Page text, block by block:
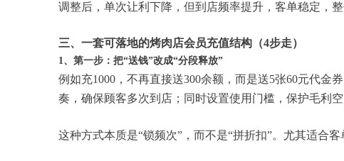
调整后，单次让利下降，但到店频率提升，客单稳定，整
三、一套可落地的烤肉店会员充值结构（4步走）
1、第一步：把“送钱”改成“分段释放”
例如充1000，不再直接送300余额，而是送5张60元代金
奏，确保顾客多次到店；同时设置使用门槛，保护毛利空
这种方式本质是“锁频次”，而不是“拼折扣”。尤其适合客